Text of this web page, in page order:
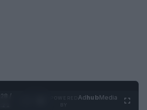
/
AdhubMedia